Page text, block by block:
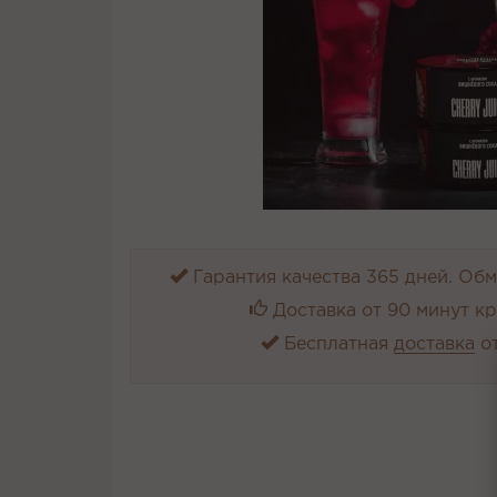
Гарантия качества 365 дней.
Доставка от 90 минут
Бесплатная доставка